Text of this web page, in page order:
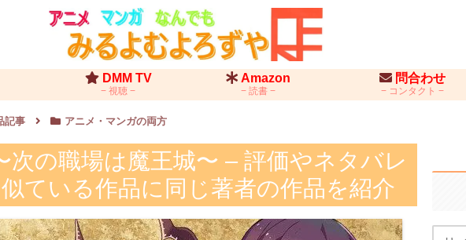
DMM TV
視聴
Amazon
読書
問合わせ
コンタクト
記事 アニメ・マンガの両方
次の職場は魔王城〜 – 評価やネタバレ
ている作品に同じ著者の作品を紹介